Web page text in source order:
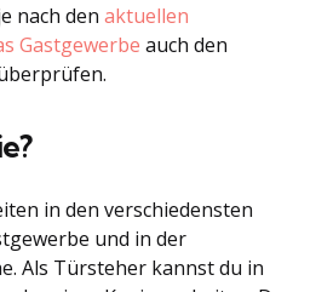
nach den aktuellen
Gastgewerbe auch den
in den verschiedensten
und in der
Als Türsteher kannst du in